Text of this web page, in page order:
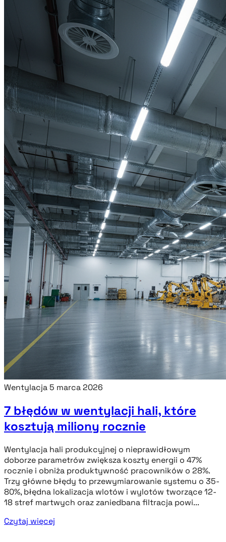
Wentylacja5 marca 2026
7 błędów w wentylacji hali, które
kosztują miliony rocznie
Wentylacja hali produkcyjnej o nieprawidłowym
doborze parametrów zwiększa koszty energii o 47%
rocznie i obniża produktywność pracowników o 28%.
Trzy główne błędy to przewymiarowanie systemu o 35-
80%, błędna lokalizacja wlotów i wylotów tworzące 12-
18 stref martwych oraz zaniedbana filtracja powi...
Czytaj więcej